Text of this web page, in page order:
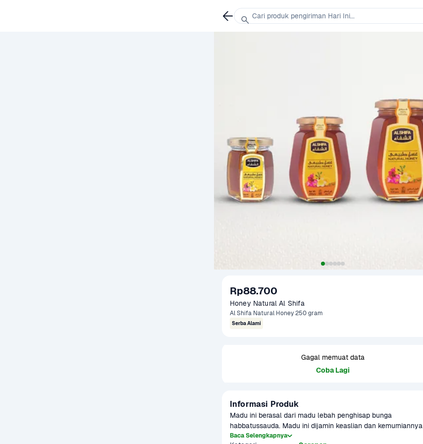
Rp88.700
Honey Natural Al Shifa
Al Shifa Natural Honey 250 gram
Serba Alami
Gagal memuat data
Coba Lagi
Informasi Produk
Madu ini berasal dari madu lebah penghisap bunga
habbatussauda. Madu ini dijamin keaslian dan kemurniannya
oleh Saudi Arabian Standards Organization (SASO) dan telah
Baca Selengkapnya
Cari produk pengiriman Hari Ini...